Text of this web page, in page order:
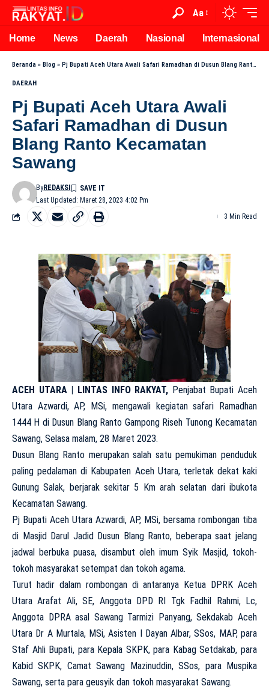
Aa
Home News Daerah Nasional Internasional
Beranda » Blog » Pj Bupati Aceh Utara Awali Safari Ramadhan di Dusun Blang Ranto Kecamatan Sawang
DAERAH
Pj Bupati Aceh Utara Awali
Safari Ramadhan di Dusun
Blang Ranto Kecamatan
Sawang
Last Updated: Maret 28, 2023 4:02 Pm
ByREDAKSI
3 Min Read
ACEH UTARA | LINTAS INFO RAKYAT, Penjabat Bupati Aceh
Utara Azwardi, AP, MSi, mengawali kegiatan safari Ramadhan
1444 H di Dusun Blang Ranto Gampong Riseh Tunong Kecamatan
Sawang, Selasa malam, 28 Maret 2023.
Dusun Blang Ranto merupakan salah satu pemukiman penduduk
paling pedalaman di Kabupaten Aceh Utara, terletak dekat kaki
Gunung Salak, berjarak sekitar 5 Km arah selatan dari ibukota
Kecamatan Sawang.
Pj Bupati Aceh Utara Azwardi, AP, MSi, bersama rombongan tiba
di Masjid Darul Jadid Dusun Blang Ranto, beberapa saat jelang
jadwal berbuka puasa, disambut oleh imum Syik Masjid, tokoh-
tokoh masyarakat setempat dan tokoh agama.
Turut hadir dalam rombongan di antaranya Ketua DPRK Aceh
Utara Arafat Ali, SE, Anggota DPD RI Tgk Fadhil Rahmi, Lc,
Anggota DPRA asal Sawang Tarmizi Panyang, Sekdakab Aceh
Utara Dr A Murtala, MSi, Asisten I Dayan Albar, SSos, MAP, para
Staf Ahli Bupati, para Kepala SKPK, para Kabag Setdakab, para
Kabid SKPK, Camat Sawang Mazinuddin, SSos, para Muspika
Sawang, serta para geusyik dan tokoh masyarakat Sawang.